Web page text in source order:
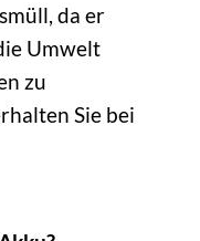
da er
Umwelt
zu
Sie bei